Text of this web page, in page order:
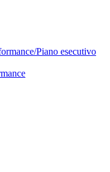
Piano esecutivo